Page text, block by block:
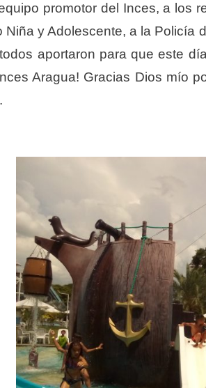
promotor del Inces, a los
Niña y Adolescente, a la Policía
aportaron para que este
Aragua! Gracias Dios mío